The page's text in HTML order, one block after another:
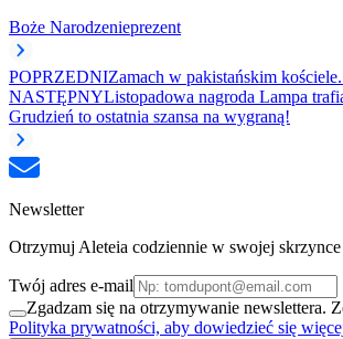
Boże Narodzenieprezent
POPRZEDNIZamach w pakistańskim
NASTĘPNYListopadowa nagroda Lampa
Grudzień to ostatnia szansa na wygraną!
Newsletter
Otrzymuj Aleteia codziennie w swojej
Twój adres e-mail
Zgadzam się na otrzymywanie newslettera.
Polityka prywatności, aby dowiedzieć się